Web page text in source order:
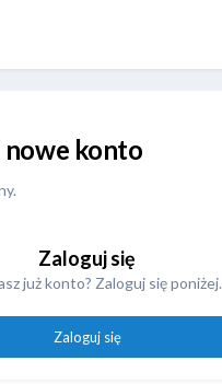
nowe konto
Zaloguj się
już konto? Zaloguj się poniżej.
Zaloguj się